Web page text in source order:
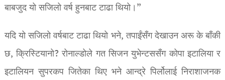
बाबजुद यो सजिलो वर्ष हुनबाट टाढा थियो।”
यदि यो सजिलो वर्षबाट टाढा थियो भने, तपाईंसँग देखाउन अरू के बाँकी
छ, क्रिस्टियानो? रोनाल्डोले गत सिजन युभेन्टससँग कोपा इटालिया र
इटालियन सुपरकप जितेका थिए भने आन्द्रे पिर्लोलाई निराशाजनक